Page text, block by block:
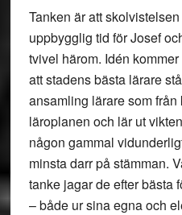
Tanken är att
uppbygglig tid för Josef
tvivel härom. Idén
att stadens bästa lärare
ansamling lärare som
läroplanen och lär ut
någon gammal
minsta darr på stämman.
tanke jagar de efter bästa
– både ur sina egna och